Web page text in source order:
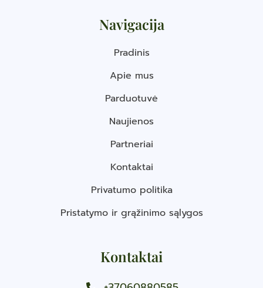
Navigacija
Pradinis
Apie mus
Parduotuvė
Naujienos
Partneriai
Kontaktai
Privatumo politika
Pristatymo ir grąžinimo sąlygos
Kontaktai